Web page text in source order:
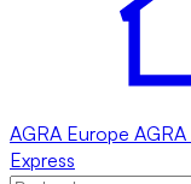
AGRA Europe AGRA
Express